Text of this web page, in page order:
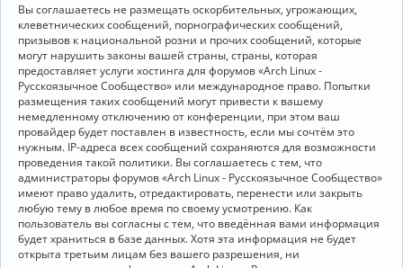
Вы соглашаетесь не размещать оскорбительных, угрожающих,
клеветнических сообщений, порнографических сообщений,
призывов к национальной розни и прочих сообщений, которые
могут нарушить законы вашей страны, страны, которая
предоставляет услуги хостинга для форумов «Arch Linux -
Русскоязычное Сообщество» или международное право. Попытки
размещения таких сообщений могут привести к вашему
немедленному отключению от конференции, при этом ваш
провайдер будет поставлен в известность, если мы сочтём это
нужным. IP-адреса всех сообщений сохраняются для возможности
проведения такой политики. Вы соглашаетесь с тем, что
администраторы форумов «Arch Linux - Русскоязычное Сообщество»
имеют право удалить, отредактировать, перенести или закрыть
любую тему в любое время по своему усмотрению. Как
пользователь вы согласны с тем, что введённая вами информация
будет храниться в базе данных. Хотя эта информация не будет
открыта третьим лицам без вашего разрешения, ни